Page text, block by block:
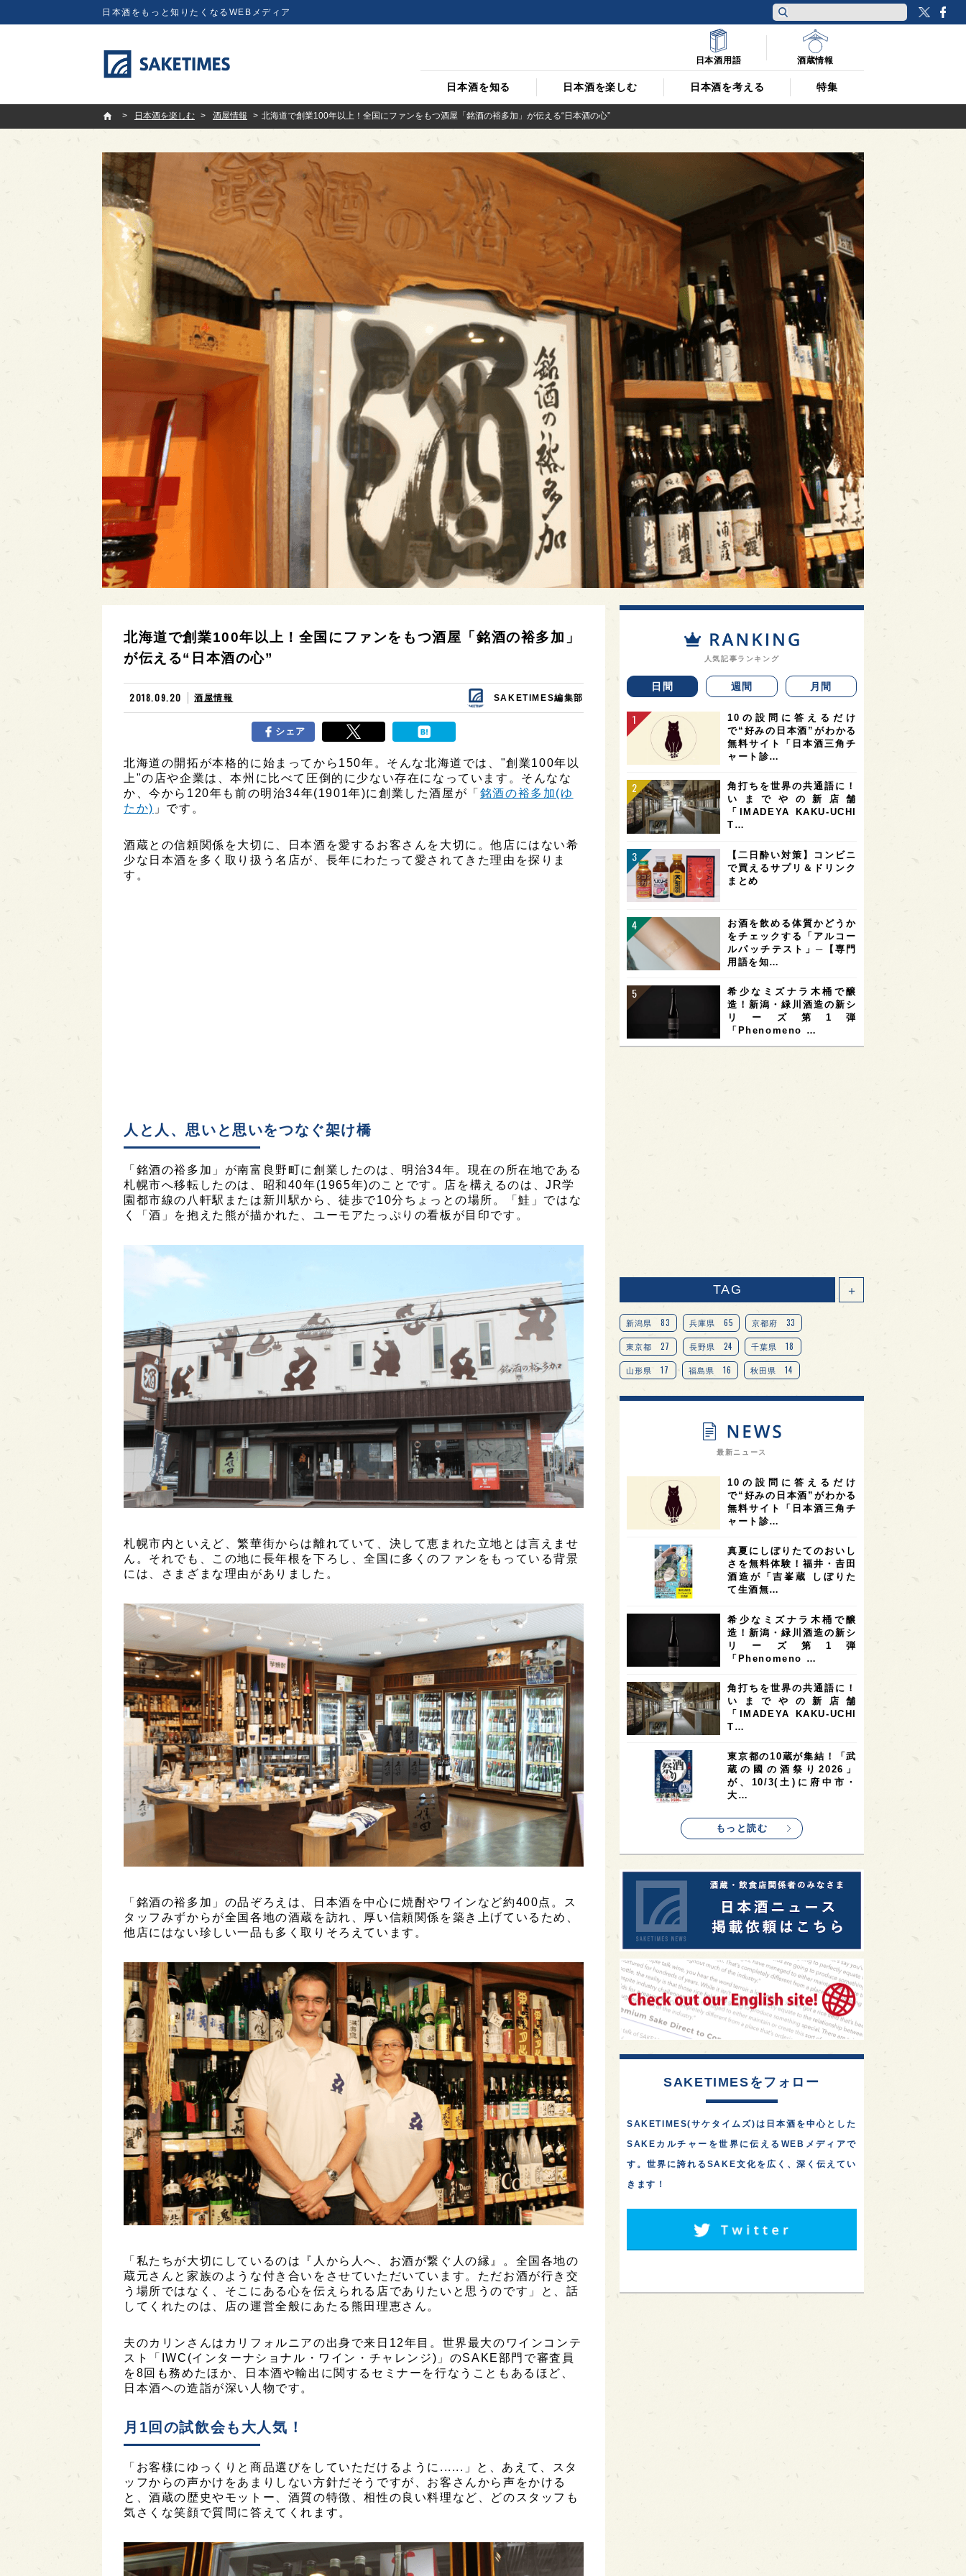
日本酒をもっと知りたくなるWEBメディア
日本酒を知る 日本酒を楽しむ 日本酒を考える 特集
日本酒用語 酒蔵情報
SAKETIMES
日本酒を楽しむ
酒屋情報 北海道で創業100年以上！全国にファンをもつ酒屋「銘酒の裕多加」が伝える“日本酒の心”
北海道で創業100年以上！全国にファンをもつ酒屋「銘酒の裕多加」
が伝える“日本酒の心”
2018.09.20 酒屋情報 SAKETIMES編集部
シェア
北海道の開拓が本格的に始まってから150年。そんな北海道では、"創業100年以
上"の店や企業は、本州に比べて圧倒的に少ない存在になっています。そんなな
か、今から120年も前の明治34年(1901年)に創業した酒屋が「 銘酒の裕多加(ゆ
たか) 」です。
酒蔵との信頼関係を大切に、日本酒を愛するお客さんを大切に。他店にはない希
少な日本酒を多く取り扱う名店が、長年にわたって愛されてきた理由を探りま
す。
人と人、思いと思いをつなぐ架け橋
「銘酒の裕多加」が南富良野町に創業したのは、明治34年。現在の所在地である
札幌市へ移転したのは、昭和40年(1965年)のことです。店を構えるのは、JR学
園都市線の八軒駅または新川駅から、徒歩で10分ちょっとの場所。「鮭」ではな
く「酒」を抱えた熊が描かれた、ユーモアたっぷりの看板が目印です。
札幌市内といえど、繁華街からは離れていて、決して恵まれた立地とは言えませ
ん。それでも、この地に長年根を下ろし、全国に多くのファンをもっている背景
には、さまざまな理由がありました。
「銘酒の裕多加」の品ぞろえは、日本酒を中心に焼酎やワインなど約400点。ス
タッフみずからが全国各地の酒蔵を訪れ、厚い信頼関係を築き上げているため、
他店にはない珍しい一品も多く取りそろえています。
「私たちが大切にしているのは『人から人へ、お酒が繋ぐ人の縁』。全国各地の
蔵元さんと家族のような付き合いをさせていただいています。ただお酒が行き交
う場所ではなく、そこにある心を伝えられる店でありたいと思うのです」と、話
してくれたのは、店の運営全般にあたる熊田理恵さん。
夫のカリンさんはカリフォルニアの出身で来日12年目。世界最大のワインコンテ
スト「IWC(インターナショナル・ワイン・チャレンジ)」のSAKE部門で審査員
を8回も務めたほか、日本酒や輸出に関するセミナーを行なうこともあるほど、
日本酒への造詣が深い人物です。
月1回の試飲会も大人気！
「お客様にゆっくりと商品選びをしていただけるように......」と、あえて、スタ
ッフからの声かけをあまりしない方針だそうですが、お客さんから声をかける
と、酒蔵の歴史やモットー、酒質の特徴、相性の良い料理など、どのスタッフも
気さくな笑顔で質問に答えてくれます。
人気記事ランキング
日間 週間 月間
10の設問に答えるだけ
で“好みの日本酒”がわかる
無料サイト「日本酒三角チ
ャート診…
角打ちを世界の共通語に！
いまでやの新店舗
「IMADEYA KAKU-UCHI
T…
【二日酔い対策】コンビニ
で買えるサプリ＆ドリンク
まとめ
お酒を飲める体質かどうか
をチェックする「アルコー
ルパッチテスト」─【専門
用語を知…
希少なミズナラ木桶で醸
造！新潟・緑川酒造の新シ
リーズ第1弾
「Phenomeno …
TAG ＋
新潟県 83 兵庫県 65 京都府 33
東京都 27 長野県 24 千葉県 18
山形県 17 福島県 16 秋田県 14
愛知県 14 宮城県 14 岐阜県 13
オピニオンリーダーの視点 9
奈良県 滋賀県 7 和歌山県 6
富山県 6 フランス 6 高知県 5 島根県 5
4 アメリカ 4 神奈川県 4
4 三重県 大阪府 3
オーストラリア 台湾 2 アジア 2
SAKEの時代を生きる 静岡県 1 長崎県
全蔵めぐり 1 シンガポール 1 カナダ 1
群馬県 1 熊本県 徳島県
イギリス 1 ノルウェー 1 新宿区 1
歌舞伎町 1 1 鳥取県 1
saketimes_image_4
最新ニュース
10の設問に答えるだけ
で“好みの日本酒”がわかる
無料サイト「日本酒三角チ
ャート診…
真夏にしぼりたてのおいし
さを無料体験！福井・𠮷田
酒造が「吉峯蔵 しぼりた
て生酒無…
希少なミズナラ木桶で醸
造！新潟・緑川酒造の新シ
リーズ第1弾
「Phenomeno …
角打ちを世界の共通語に！
いまでやの新店舗
「IMADEYA KAKU-UCHI
T…
東京都の10蔵が集結！「武
蔵の國の酒祭り2026」
が、10/3(土)に府中市・
大…
もっと読む
SAKETIMESをフォロー
SAKETIMES(サケタイムズ)は日本酒を中心とした
SAKEカルチャーを世界に伝えるWEBメディアで
す。世界に誇れるSAKE文化を広く、深く伝えてい
きます！